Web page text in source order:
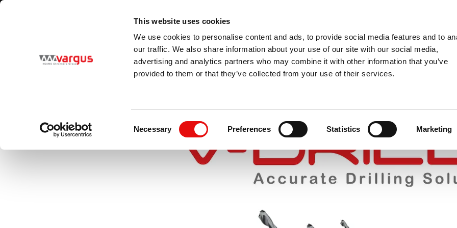
This website uses cookies
We use cookies to personalise content and ads, to provide social media features and to
our traffic. We also share information about your use of our site with our social media,
advertising and analytics partners who may combine it with other information that you’ve
provided to them or that they’ve collected from your use of their services.
Necessary Preferences Statistics Marketing
Sprache
Imperial MM MM + Zoll Zoll
PRODUKTE BRANCHEN